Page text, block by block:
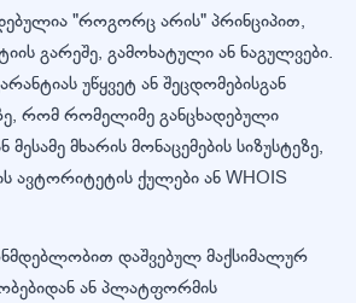
"როგორც არის" პრინციპით,
გარეშე, გამოხატული ან ნაგულვები.
უწყვეტ ან შეცდომებისგან
რომ რომელიმე განცხადებული
მესამე მხარის მონაცემების სიზუსტეზე,
ავტორიტეტის ქულები ან WHOIS
დაშვებულ მაქსიმალურ
ან პლატფორმის